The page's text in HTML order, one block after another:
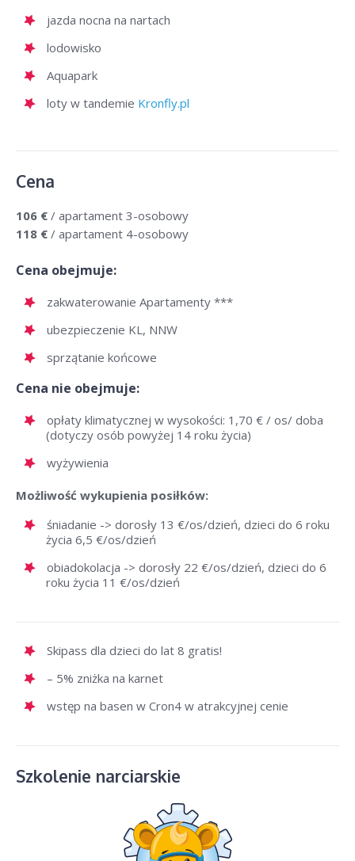
jazda nocna na nartach
lodowisko
Aquapark
loty w tandemie Kronfly.pl
Cena
106 € / apartament 3-osobowy
118 € / apartament 4-osobowy
Cena obejmuje:
zakwaterowanie Apartamenty ***
ubezpieczenie KL, NNW
sprzątanie końcowe
Cena nie obejmuje:
opłaty klimatycznej w wysokości: 1,70 € / os/ doba
(dotyczy osób powyżej 14 roku życia)
wyżywienia
Możliwość wykupienia posiłków:
śniadanie -> dorosły 13 €/os/dzień, dzieci do 6 roku
życia 6,5 €/os/dzień
obiadokolacja -> dorosły 22 €/os/dzień, dzieci do 6
roku życia 11 €/os/dzień
Skipass dla dzieci do lat 8 gratis!
– 5% zniżka na karnet
wstęp na basen w Cron4 w atrakcyjnej cenie
Szkolenie narciarskie